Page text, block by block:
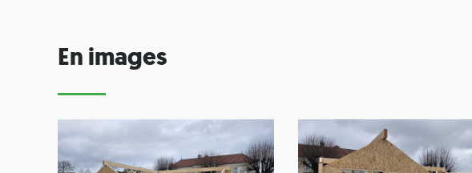
En images